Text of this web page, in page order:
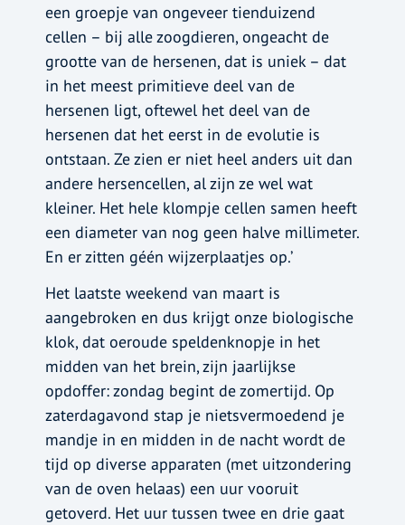
een groepje van ongeveer tienduizend
cellen – bij alle zoogdieren, ongeacht de
grootte van de hersenen, dat is uniek – dat
in het meest primitieve deel van de
hersenen ligt, oftewel het deel van de
hersenen dat het eerst in de evolutie is
ontstaan. Ze zien er niet heel anders uit dan
andere hersencellen, al zijn ze wel wat
kleiner. Het hele klompje cellen samen heeft
een diameter van nog geen halve millimeter.
En er zitten géén wijzerplaatjes op.’
Het laatste weekend van maart is
aangebroken en dus krijgt onze biologische
klok, dat oeroude speldenknopje in het
midden van het brein, zijn jaarlijkse
opdoffer: zondag begint de zomertijd. Op
zaterdagavond stap je nietsvermoedend je
mandje in en midden in de nacht wordt de
tijd op diverse apparaten (met uitzondering
van de oven helaas) een uur vooruit
getoverd. Het uur tussen twee en drie gaat